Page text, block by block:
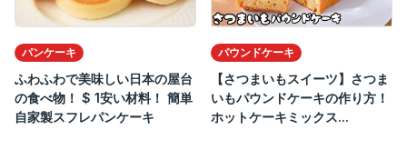
パンケーキ
ふわふわで美味しい日本の屋台
の食べ物！ $ 1安い材料！ 簡単
自家製スフレパンケーキ
パウンドケーキ
【さつまいもスイーツ】さつま
いもパウンドケーキの作り方！
ホットケーキミックス...